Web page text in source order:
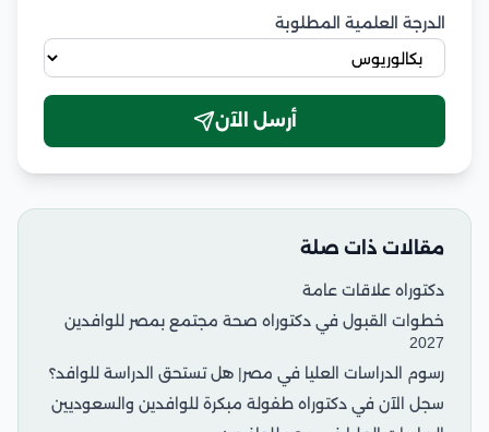
الدرجة العلمية المطلوبة
أرسل الآن
مقالات ذات صلة
دكتوراه علاقات عامة
خطوات القبول في دكتوراه صحة مجتمع بمصر للوافدين
2027
رسوم الدراسات العليا في مصر| هل تستحق الدراسة للوافد؟
سجل الآن في دكتوراه طفولة مبكرة للوافدين والسعوديين